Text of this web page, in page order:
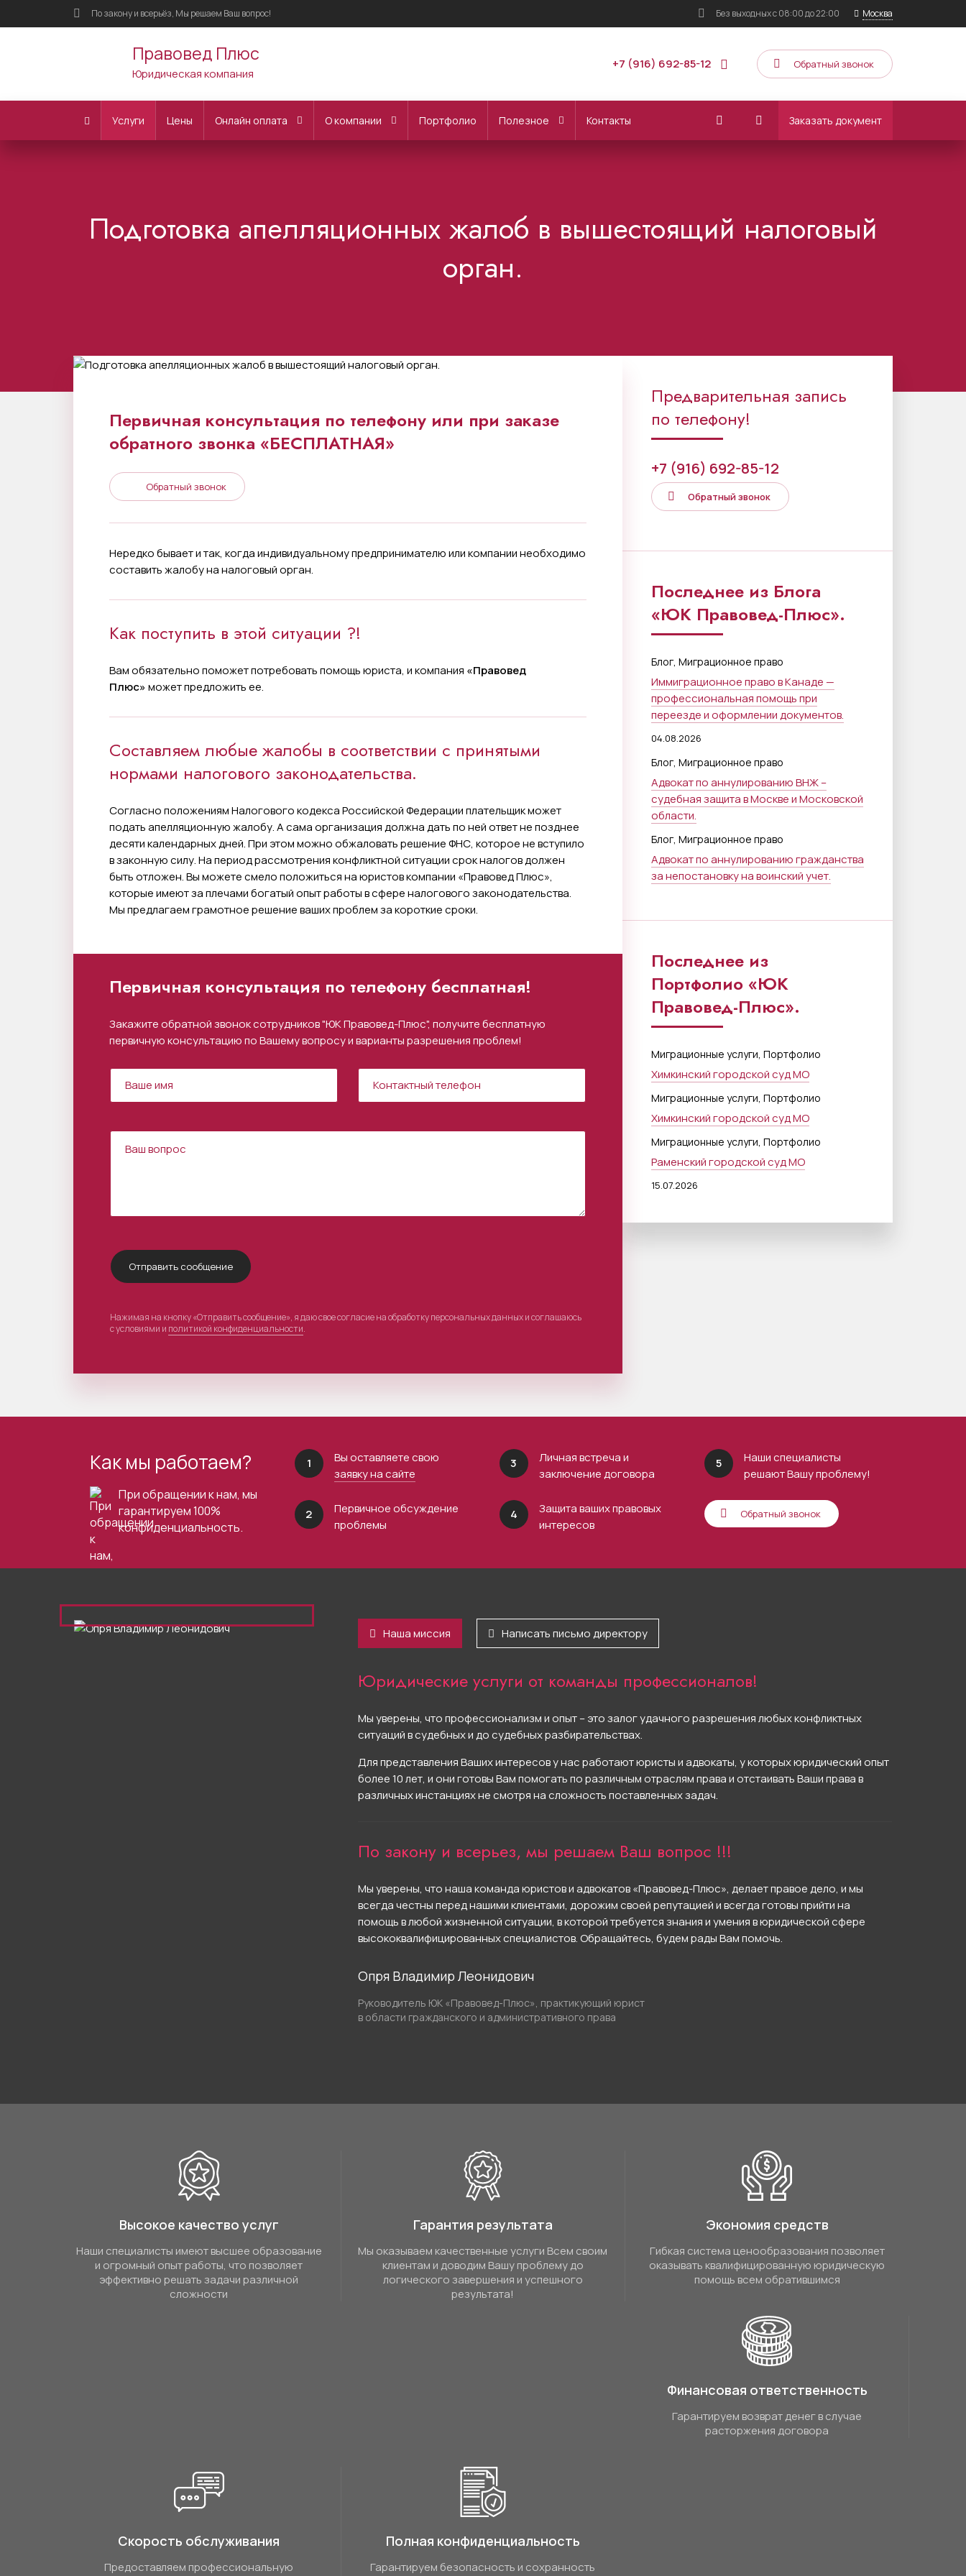
По закону и всерьёз, Мы решаем Ваш вопрос! Без выходныхс 08:00 до 22:00 Москва
Правовед Плюс
Юридическая компания
+7 (916) 692-85-12 Обратный звонок
Услуги Цены Онлайн оплата О компании Портфолио Полезное Контакты Заказать документ
Подготовка апелляционных жалоб в вышестоящий налоговый
орган.
Первичная консультация по телефону или при заказе
обратного звонка «БЕСПЛАТНАЯ»
Обратный звонок
Нередко бывает и так, когда индивидуальному предпринимателю или компании необходимо
составить жалобу на налоговый орган.
Как поступить в этой ситуации ?!
Вам обязательно поможет потребовать помощь юриста, и компания «Правовед
Плюс»может предложить ее.
Составляем любые жалобы в соответствии с принятыми
нормами налогового законодательства.
Согласно положениям Налогового кодекса Российской Федерации плательщик может
подать апелляционную жалобу. А сама организация должна дать по ней ответ не позднее
десяти календарных дней. При этом можно обжаловать решение ФНС, которое не вступило
в законную силу. На период рассмотрения конфликтной ситуации срок налогов должен
быть отложен. Вы можете смело положиться на юристов компании «Правовед Плюс»,
которые имеют за плечами богатый опыт работы в сфере налогового законодательства.
Мы предлагаем грамотное решение ваших проблем за короткие сроки.
Первичная консультация по телефону бесплатная!
Закажите обратной звонок сотрудников "ЮК Правовед-Плюс", получите бесплатную
первичную консультацию по Вашему вопросу и варианты разрешения проблем!
Нажимая на кнопку «Отправить сообщение», я даю свое согласие на обработку персональных данных и соглашаюсь
с условиями и политикой конфиденциальности.
Предварительная запись
по телефону!
+7 (916) 692-85-12
Обратный звонок
Последнее из Блога
«ЮК Правовед-Плюс».
Блог, Миграционное право
Иммиграционное право в Канаде —
профессиональная помощь при
переезде и оформлении документов.
04.08.2026
Блог, Миграционное право
Адвокат по аннулированию ВНЖ –
судебная защита в Москве и Московской
области.
Блог, Миграционное право
Адвокат по аннулированию гражданства
за непостановку на воинский учет.
Последнее из
Портфолио «ЮК
Правовед-Плюс».
Миграционные услуги, Портфолио
Химкинский городской суд МО
Миграционные услуги, Портфолио
Химкинский городской суд МО
Миграционные услуги, Портфолио
Раменский городской суд МО
15.07.2026
Как мы работаем?
При обращении к нам, мы
гарантируем 100%
конфиденциальность.
1
Вы оставляете свою
заявку на сайте
2
Первичное обсуждение
проблемы
3
Личная встреча и
заключение договора
4
Защита ваших правовых
интересов
5
Наши специалисты
решают Вашу проблему!
Обратный звонок
Наша миссия Написать письмо директору
Юридические услуги от команды профессионалов!
Мы уверены, что профессионализм и опыт – это залог удачного разрешения любых конфликтных
ситуаций в судебных и до судебных разбирательствах.
Для представления Ваших интересов у нас работают юристы и адвокаты, у которых юридический опыт
более 10 лет, и они готовы Вам помогать по различным отраслям права и отстаивать Ваши права в
различных инстанциях не смотря на сложность поставленных задач.
По закону и всерьез, мы решаем Ваш вопрос !!!
Мы уверены, что наша команда юристов и адвокатов «Правовед-Плюс», делает правое дело, и мы
всегда честны перед нашими клиентами, дорожим своей репутацией и всегда готовы прийти на
помощь в любой жизненной ситуации, в которой требуется знания и умения в юридической сфере
высококвалифицированных специалистов. Обращайтесь, будем рады Вам помочь.
Опря Владимир Леонидович
Руководитель ЮК «Правовед-Плюс», практикующий юрист
в области гражданского и административного права
Высокое качество услуг
Наши специалисты имеют высшее образование
и огромный опыт работы, что позволяет
эффективно решать задачи различной
сложности
Гарантия результата
Мы оказываем качественные услуги Всем своим
клиентам и доводим Вашу проблему до
логического завершения и успешного
результата!
Экономия средств
Гибкая система ценообразования позволяет
оказывать квалифицированную юридическую
помощь всем обратившимся
Финансовая ответственность
Гарантируем возврат денег в случае
расторжения договора
Скорость обслуживания
Предоставляем профессиональную
Полная конфиденциальность
Гарантируем безопасность и сохранность